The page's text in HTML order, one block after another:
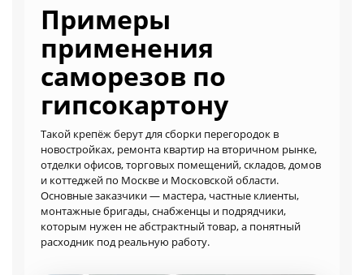
Примеры
применения
саморезов по
гипсокартону
Такой крепёж берут для сборки перегородок в
новостройках, ремонта квартир на вторичном рынке,
отделки офисов, торговых помещений, складов, домов
и коттеджей по Москве и Московской области.
Основные заказчики — мастера, частные клиенты,
монтажные бригады, снабженцы и подрядчики,
которым нужен не абстрактный товар, а понятный
расходник под реальную работу.